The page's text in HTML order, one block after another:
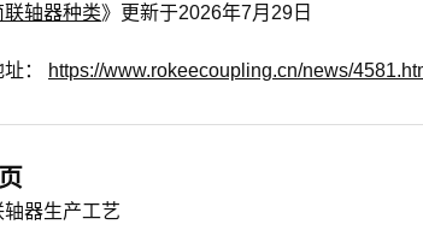
联轴器种类》更新于2026年7月29日
： https://www.rokeecoupling.cn/news/
轴器生产工艺